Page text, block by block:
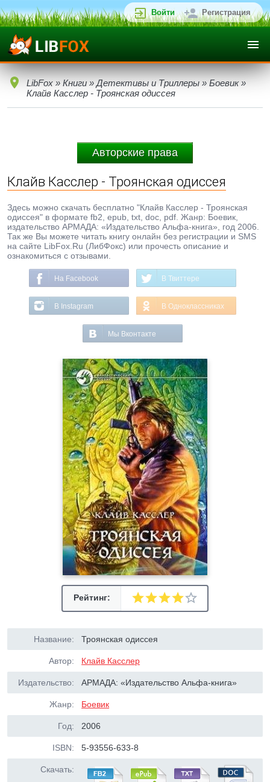
Войти Регистрация
LibFox » Книги » Детективы и Триллеры » Боевик»
Клайв Касслер - Троянская одиссея
Авторские права
Клайв Касслер - Троянская одиссея
Здесь можно скачать бесплатно "Клайв Касслер - Троянская
одиссея" в формате fb2, epub, txt, doc, pdf. Жанр: Боевик,
издательство АРМАДА: «Издательство Альфа-книга», год 2006.
Так же Вы можете читать книгу онлайн без регистрации и SMS
на сайте LibFox.Ru (ЛибФокс) или прочесть описание и
ознакомиться с отзывами.
На Facebook В Твиттере
В Instagram В Одноклассниках
Мы Вконтакте
Рейтинг:
Название: Троянская одиссея
Автор: Клайв Касслер
Издательство: АРМАДА: «Издательство Альфа-книга»
Жанр: Боевик
Год: 2006
ISBN: 5-93556-633-8
Скачать: